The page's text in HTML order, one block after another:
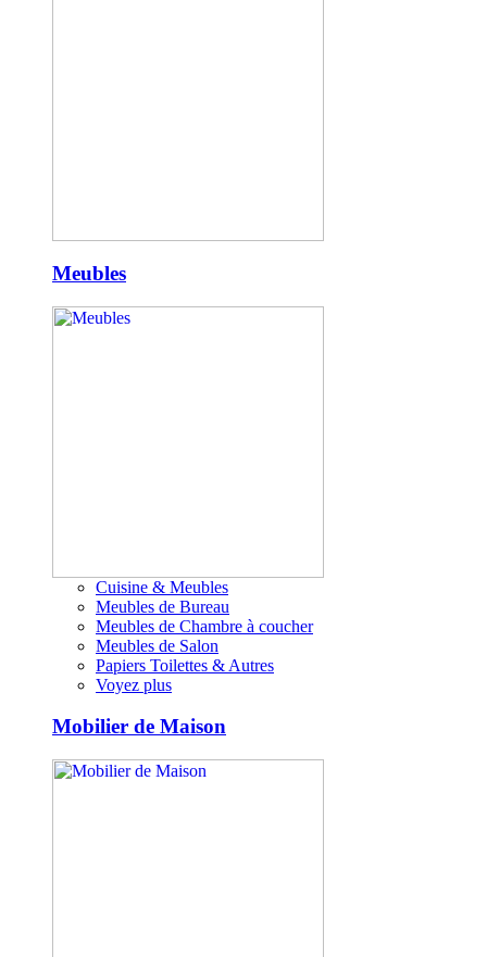
Meubles
Cuisine & Meubles
Meubles de Bureau
Meubles de Chambre à coucher
Meubles de Salon
Papiers Toilettes & Autres
Voyez plus
Mobilier de Maison